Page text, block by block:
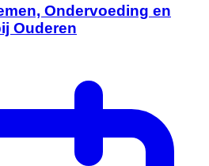
Ondervoeding en
Ouderen